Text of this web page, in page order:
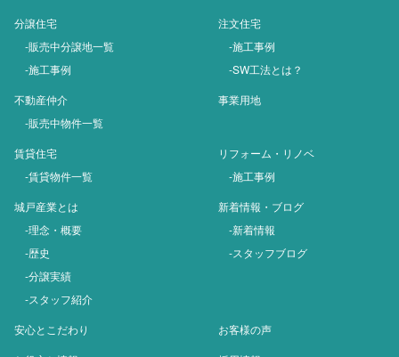
分譲住宅
-販売中分譲地一覧
-施工事例
注文住宅
-施工事例
-SW工法とは？
不動産仲介
-販売中物件一覧
事業用地
賃貸住宅
-賃貸物件一覧
リフォーム・リノベ
-施工事例
城戸産業とは
-理念・概要
-歴史
-分譲実績
-スタッフ紹介
新着情報・ブログ
-新着情報
-スタッフブログ
安心とこだわり
お客様の声